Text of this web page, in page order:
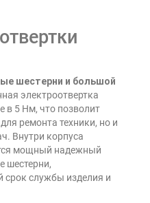
шестерни и большой
электроотвертка
в 5 Нм, что позволит
ремонта техники, но и
Внутри корпуса
мощный надежный
шестерни,
срок службы изделия и